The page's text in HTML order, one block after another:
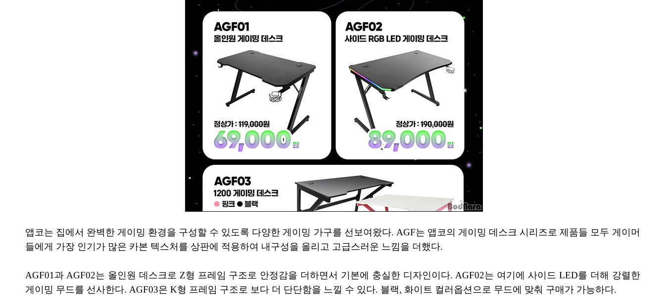
앱코는 집에서 완벽한 게이밍 환경을 구성할 수 있도록 다양한 게이밍 가구를 선보여왔다. AGF는 앱코의 게이밍 데스크 시리즈로 제품들 모두 게이머
들에게 가장 인기가 많은 카본 텍스처를 상판에 적용하여 내구성을 올리고 고급스러운 느낌을 더했다.
AGF01과 AGF02는 올인원 데스크로 Z형 프레임 구조로 안정감을 더하면서 기본에 충실한 디자인이다. AGF02는 여기에 사이드 LED를 더해 강렬한
게이밍 무드를 선사한다. AGF03은 K형 프레임 구조로 보다 더 단단함을 느낄 수 있다. 블랙, 화이트 컬러옵션으로 무드에 맞춰 구매가 가능하다.